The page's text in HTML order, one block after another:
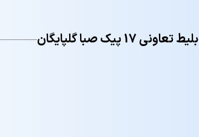
بلیط تعاونی 17 پیک صبا گلپایگان